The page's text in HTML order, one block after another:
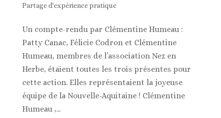
Partage d'expérience pratique
Un compte-rendu par Clémentine Humeau :
Patty Canac, Félicie Codron et Clémentine
Humeau, membres de l’association Nez en
Herbe, étaient toutes les trois présentes pour
cette action. Elles représentaient la joyeuse
équipe de la Nouvelle-Aquitaine ! Clémentine
Humeau ,...